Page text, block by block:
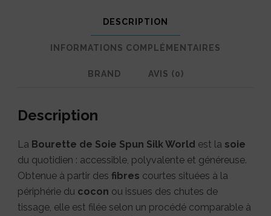
texturé
DESCRIPTION
INFORMATIONS COMPLÉMENTAIRES
BRAND AVIS (0)
Description
La Bourette de Soie Spun Silk World est la soie
du quotidien : accessible, polyvalente et généreuse.
Obtenue à partir des fibres courtes situées à la
périphérie du cocon ou issues des chutes de
tissage, elle est filée selon un procédé comparable à